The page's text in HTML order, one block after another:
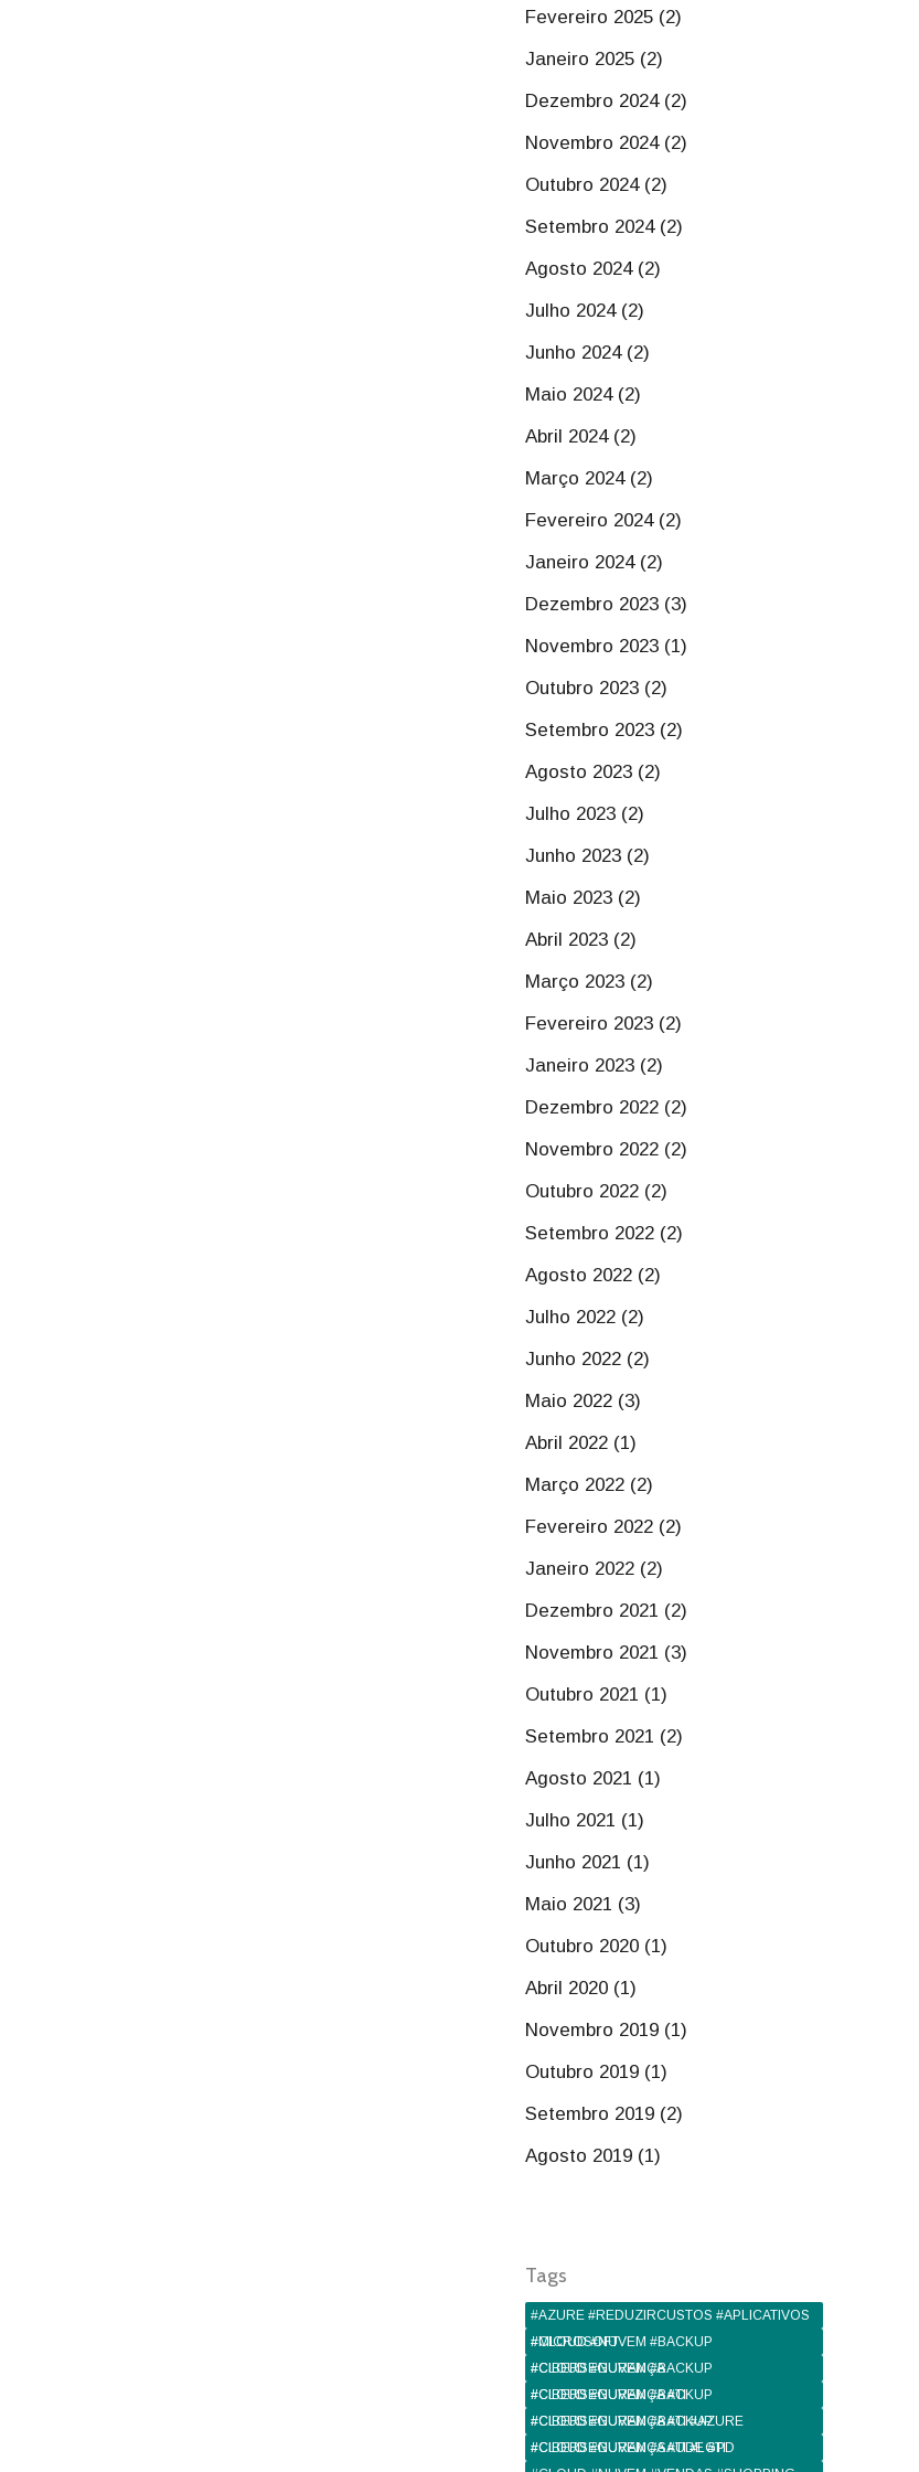
Fevereiro 2025 (2)
Janeiro 2025 (2)
Dezembro 2024 (2)
Novembro 2024 (2)
Outubro 2024 (2)
Setembro 2024 (2)
Agosto 2024 (2)
Julho 2024 (2)
Junho 2024 (2)
Maio 2024 (2)
Abril 2024 (2)
Março 2024 (2)
Fevereiro 2024 (2)
Janeiro 2024 (2)
Dezembro 2023 (3)
Novembro 2023 (1)
Outubro 2023 (2)
Setembro 2023 (2)
Agosto 2023 (2)
Julho 2023 (2)
Junho 2023 (2)
Maio 2023 (2)
Abril 2023 (2)
Março 2023 (2)
Fevereiro 2023 (2)
Janeiro 2023 (2)
Dezembro 2022 (2)
Novembro 2022 (2)
Outubro 2022 (2)
Setembro 2022 (2)
Agosto 2022 (2)
Julho 2022 (2)
Junho 2022 (2)
Maio 2022 (3)
Abril 2022 (1)
Março 2022 (2)
Fevereiro 2022 (2)
Janeiro 2022 (2)
Dezembro 2021 (2)
Novembro 2021 (3)
Outubro 2021 (1)
Setembro 2021 (2)
Agosto 2021 (1)
Julho 2021 (1)
Junho 2021 (1)
Maio 2021 (3)
Outubro 2020 (1)
Abril 2020 (1)
Novembro 2019 (1)
Outubro 2019 (1)
Setembro 2019 (2)
Agosto 2019 (1)
Tags
#AZURE #REDUZIRCUSTOS #APLICATIVOS
#MICROSOFT
#CLOUD #NUVEM #BACKUP
#CIBERSEGURANÇA
#CLOUD #NUVEM #BACKUP
#CIBERSEGURANÇA #TI
#CLOUD #NUVEM #BACKUP
#CIBERSEGURANÇA #TI #AZURE
#CLOUD #NUVEM #BACKUP
#CIBERSEGURANÇA #TI #LGPD
#CLOUD #NUVEM #SAUDE #TI